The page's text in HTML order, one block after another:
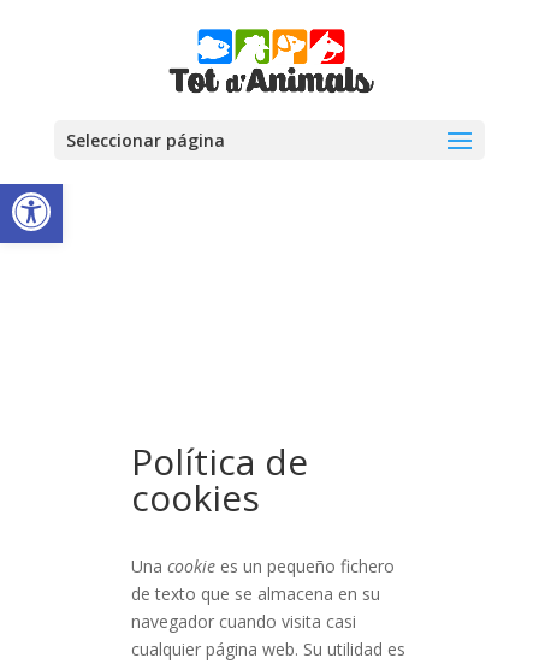
Abrir barra de herramientas
Seleccionar página
Política de
cookies
Unacookie es un pequeño fichero
de texto que se almacena en su
navegador cuando visita casi
cualquier página web. Su utilidad es